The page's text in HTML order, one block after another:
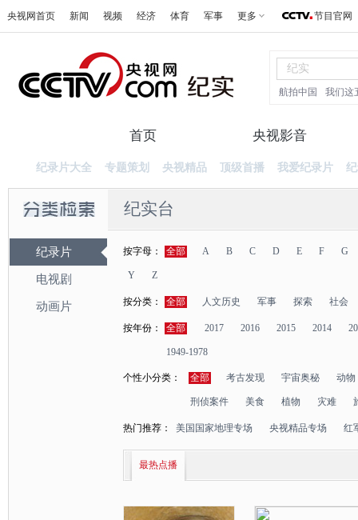
央视网首页 新闻 视频 经济 体育 军事 更多 节目官网
航拍中国 我们这
首页
纪录片大全 专题策划 央视精品 顶级首播 我爱纪录片
央视影音
纪录片
电视剧
动画片
纪实台
按字母： 全部 A B C D E F G
Y Z
按分类： 全部 人文历史 军事 探索 社会
按年份： 全部 2017 2016 2015 2014
1949-1978
个性小分类： 全部 考古发现 宇宙奥秘 动物
刑侦案件 美食 植物 灾难
热门推荐： 美国国家地理专场 央视精品专场 红
最热点播